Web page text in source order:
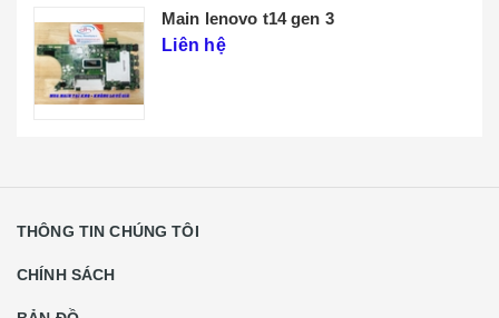
Main lenovo t14 gen 3
Liên hệ
THÔNG TIN CHÚNG TÔI
CHÍNH SÁCH